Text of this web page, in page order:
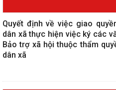
Quyết định về việc giao
dân xã thực hiện việc ký các
Bảo trợ xã hội thuộc thẩm
dân xã